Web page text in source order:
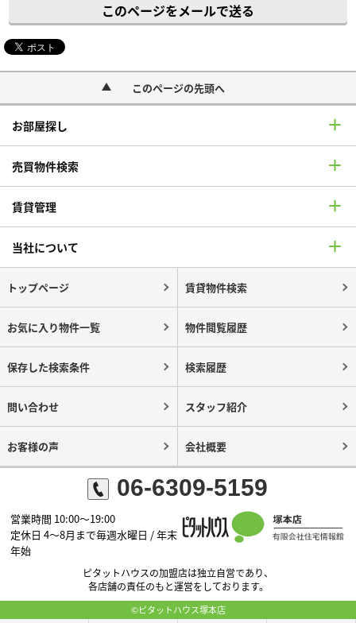
このページをメールで送る
このページの先頭へ
お部屋探し
売買物件検索
賃貸管理
当社について
トップページ 賃貸物件検索
お気に入り物件一覧 物件閲覧履歴
保存した検索条件 検索履歴
問い合わせ スタッフ紹介
お客様の声 会社概要
06-6309-5159
営業時間 10:00～19:00
定休日 4～8月まで毎週水曜日 / 年末
年始
ピタットハウスの加盟店は独立自営であり、
各店舗の責任のもと運営をしております。
©ピタットハウス塚本店